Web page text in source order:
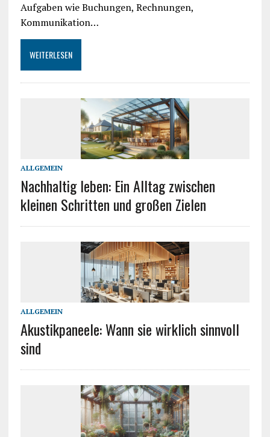
Aufgaben wie Buchungen, Rechnungen,
Kommunikation…
WEITERLESEN
ALLGEMEIN
Nachhaltig leben: Ein Alltag zwischen
kleinen Schritten und großen Zielen
ALLGEMEIN
Akustikpaneele: Wann sie wirklich sinnvoll
sind